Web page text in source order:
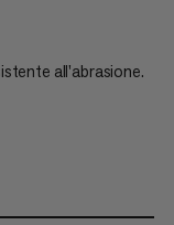
all'abrasione.